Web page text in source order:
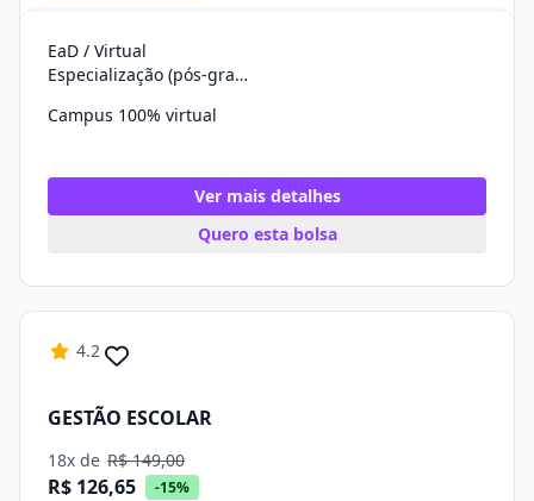
EaD / Virtual
Especialização (pós-graduação)
Campus 100% virtual
Ver mais detalhes
Quero esta bolsa
4.2
GESTÃO ESCOLAR
18x de R$ 149,00
R$ 126,65 -15%